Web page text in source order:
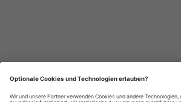
Datenschutzhinweise